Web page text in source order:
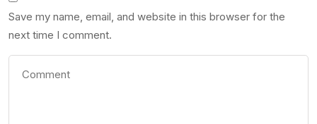
Save my name, email, and website in this browser for the
next time I comment.